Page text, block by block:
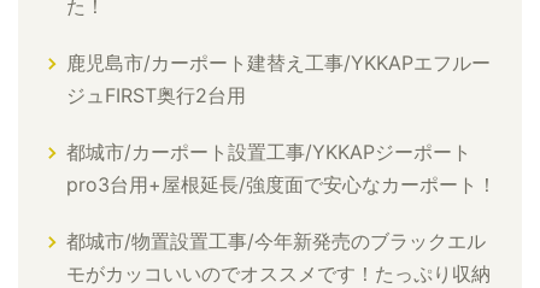
た！
鹿児島市/カーポート建替え工事/YKKAPエフルー
ジュFIRST奥行2台用
都城市/カーポート設置工事/YKKAPジーポート
pro3台用+屋根延長/強度面で安心なカーポート！
都城市/物置設置工事/今年新発売のブラックエル
モがカッコいいのでオススメです！たっぷり収納